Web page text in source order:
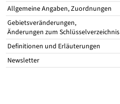
Allgemeine Angaben, Zuordnungen
Gebietsveränderungen,
Änderungen zum Schlüsselverzeichnis
Definitionen und Erläuterungen
Newsletter